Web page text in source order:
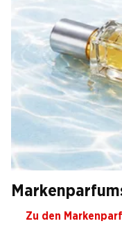
Zu den